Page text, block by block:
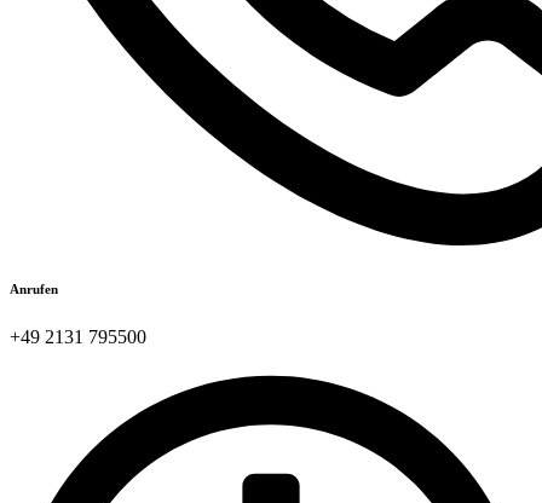
Anrufen
+49 2131 795500​